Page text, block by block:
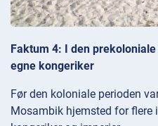
Faktum 4: I den
egne kongeriker
Før den koloniale perioden
Mosambik hjemsted for flere